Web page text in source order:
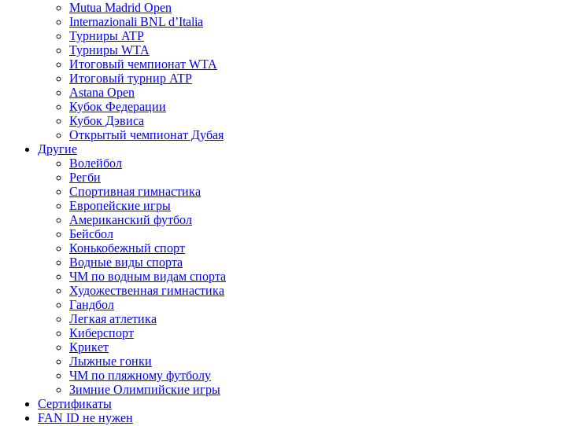
Mutua Madrid Open
Internazionali BNL d’Italia
Турниры ATP
Турниры WTA
Итоговый чемпионат WTA
Итоговый турнир ATP
Astana Open
Кубок Федерации
Кубок Дэвиса
Открытый чемпионат Дубая
Другие
Волейбол
Регби
Спортивная гимнастика
Европейские игры
Американский футбол
Бейсбол
Конькобежный спорт
Водные виды спорта
ЧМ по водным видам спорта
Художественная гимнастика
Гандбол
Легкая атлетика
Киберспорт
Крикет
Лыжные гонки
ЧМ по пляжному футболу
Зимние Олимпийские игры
Сертификаты
FAN ID не нужен